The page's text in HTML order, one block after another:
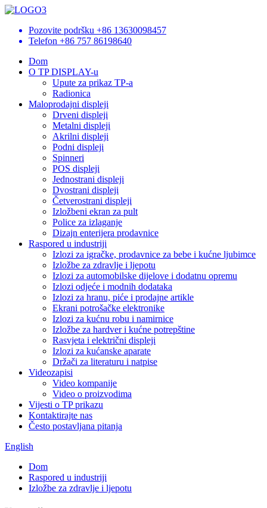
Pozovite podršku +86 13630098457
Telefon +86 757 86198640
Dom
O TP DISPLAY-u
Upute za prikaz TP-a
Radionica
Maloprodajni displeji
Drveni displeji
Metalni displeji
Akrilni displeji
Podni displeji
Spinneri
POS displeji
Jednostrani displeji
Dvostrani displeji
Četverostrani displeji
Izložbeni ekran za pult
Police za izlaganje
Dizajn enterijera prodavnice
Raspored u industriji
Izlozi za igračke, prodavnice za bebe i kućne ljubimce
Izložbe za zdravlje i ljepotu
Izlozi za automobilske dijelove i dodatnu opremu
Izlozi odjeće i modnih dodataka
Izlozi za hranu, piće i prodajne artikle
Ekrani potrošačke elektronike
Izlozi za kućnu robu i namirnice
Izložbe za hardver i kućne potrepštine
Rasvjeta i električni displeji
Izlozi za kućanske aparate
Držači za literaturu i natpise
Videozapisi
Video kompanije
Video o proizvodima
Vijesti o TP prikazu
Kontaktirajte nas
Često postavljana pitanja
English
Dom
Raspored u industriji
Izložbe za zdravlje i ljepotu